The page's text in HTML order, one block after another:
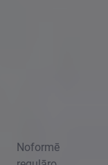
Noformē